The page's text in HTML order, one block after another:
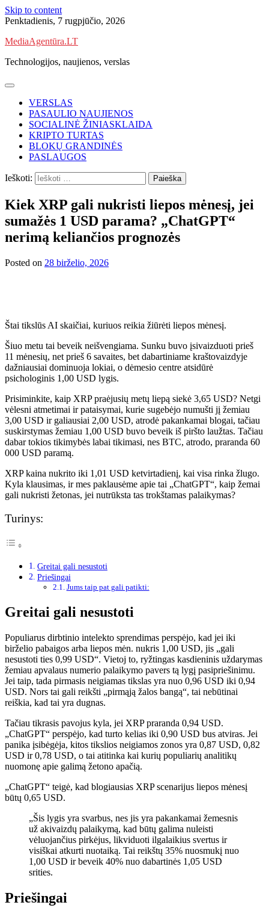
Skip to content
Penktadienis, 7 rugpjūčio, 2026
MediaAgentūra.LT
Technologijos, naujienos, verslas
VERSLAS
PASAULIO NAUJIENOS
SOCIALINĖ ŽINIASKLAIDA
KRIPTO TURTAS
BLOKŲ GRANDINĖS
PASLAUGOS
Ieškoti:
Kiek XRP gali nukristi liepos mėnesį, jei
sumažės 1 USD parama? „ChatGPT“
nerimą keliančios prognozės
Posted on 28 birželio, 2026
Štai tikslūs AI skaičiai, kuriuos reikia žiūrėti liepos mėnesį.
Šiuo metu tai beveik neišvengiama. Sunku buvo įsivaizduoti prieš
11 mėnesių, net prieš 6 savaites, bet dabartiniame kraštovaizdyje
dažniausiai dominuoja lokiai, o dėmesio centre atsidūrė
psichologinis 1,00 USD lygis.
Prisiminkite, kaip XRP praėjusių metų liepą siekė 3,65 USD? Netgi
vėlesni atmetimai ir pataisymai, kurie sugebėjo numušti jį žemiau
3,00 USD ir galiausiai 2,00 USD, atrodė pakankamai blogai, tačiau
suskirstymas žemiau 1,00 USD buvo beveik iš piršto laužtas. Tačiau
dabar tokios tikimybės labai tikimasi, nes BTC, atrodo, praranda 60
000 USD paramą.
XRP kaina nukrito iki 1,01 USD ketvirtadienį, kai visa rinka žlugo.
Kyla klausimas, ir mes paklausėme apie tai „ChatGPT“, kaip žemai
gali nukristi žetonas, jei nutrūksta tas trokštamas palaikymas?
Turinys:
Greitai gali nesustoti
Priešingai
Jums taip pat gali patikti:
Greitai gali nesustoti
Populiarus dirbtinio intelekto sprendimas perspėjo, kad jei iki
birželio pabaigos arba liepos mėn. nukris 1,00 USD, jis „gali
nesustoti ties 0,99 USD“. Vietoj to, ryžtingas kasdieninis uždarymas
žemiau apvalaus numerio palaikymo pavers tą lygį pasipriešinimu.
Jei taip, tada pirmasis neigiamas tikslas yra nuo 0,96 USD iki 0,94
USD. Nors tai gali reikšti „pirmąją žalos bangą“, tai nebūtinai
reiškia, kad tai yra dugnas.
Tačiau tikrasis pavojus kyla, jei XRP praranda 0,94 USD.
„ChatGPT“ perspėjo, kad turto kelias iki 0,90 USD bus atviras. Jei
panika įsibėgėja, kitos tikslios neigiamos zonos yra 0,87 USD, 0,82
USD ir 0,78 USD, o tai atitinka kai kurių populiarių analitikų
nuomonę apie galimą žetono apačią.
„ChatGPT“ teigė, kad blogiausias XRP scenarijus liepos mėnesį
būtų 0,65 USD.
„Šis lygis yra svarbus, nes jis yra pakankamai žemesnis
už akivaizdų palaikymą, kad būtų galima nuleisti
vėluojančius pirkėjus, likviduoti ilgalaikius svertus ir
visiškai atkurti nuotaiką. Tai reikštų 35% nuosmukį nuo
1,00 USD ir beveik 40% nuo dabartinės 1,05 USD
srities.
Priešingai